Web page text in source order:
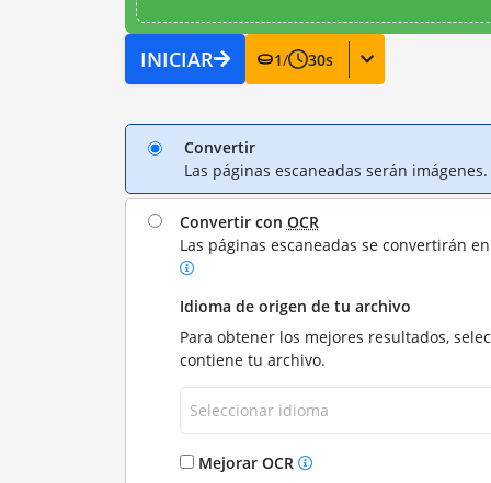
INICIAR 1/ 30s
Convertir
Las páginas escaneadas serán imágenes.
Convertir con OCR
Las páginas escaneadas se convertirán
Idioma de origen de tu archivo
Para obtener los mejores resultados,
contiene tu archivo.
Seleccionar idioma
Mejorar OCR